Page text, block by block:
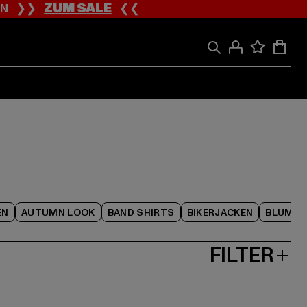
❯❯ZUM SALE❮❮
AUTUMN LOOK BAND SHIRTS BIKERJACKEN
FILTER